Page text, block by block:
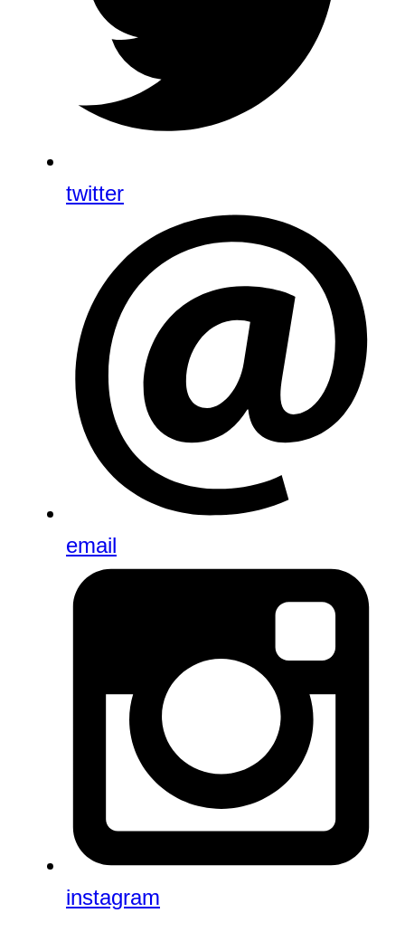
twitter
email
instagram